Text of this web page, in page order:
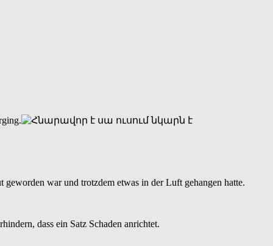
war und trotzdem etwas in der Luft gehangen hatte.
dass ein Satz Schaden anrichtet.